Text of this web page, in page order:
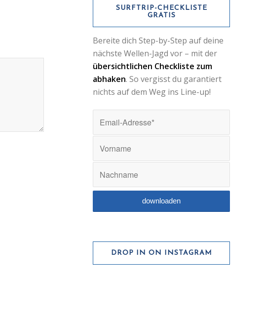
SURFTRIP-CHECKLISTE
GRATIS
Bereite dich Step-by-Step auf deine
nächste Wellen-Jagd vor – mit der
übersichtlichen Checkliste zum
abhaken. So vergisst du garantiert
nichts auf dem Weg ins Line-up!
DROP IN ON INSTAGRAM